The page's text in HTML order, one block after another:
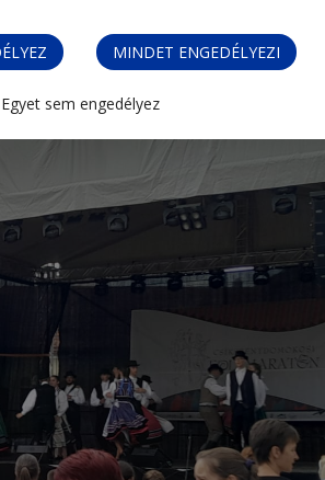
MINDET ENGEDÉLYEZI
Egyet sem engedélyez